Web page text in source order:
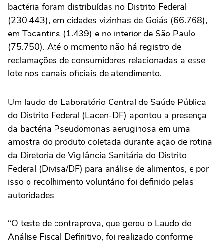
bactéria foram distribuídas no Distrito Federal
(230.443), em cidades vizinhas de Goiás (66.768),
em Tocantins (1.439) e no interior de São Paulo
(75.750). Até o momento não há registro de
reclamações de consumidores relacionadas a esse
lote nos canais oficiais de atendimento.
Um laudo do Laboratório Central de Saúde Pública
do Distrito Federal (Lacen-DF) apontou a presença
da bactéria Pseudomonas aeruginosa em uma
amostra do produto coletada durante ação de rotina
da Diretoria de Vigilância Sanitária do Distrito
Federal (Divisa/DF) para análise de alimentos, e por
isso o recolhimento voluntário foi definido pelas
autoridades.
“O teste de contraprova, que gerou o Laudo de
Análise Fiscal Definitivo, foi realizado conforme